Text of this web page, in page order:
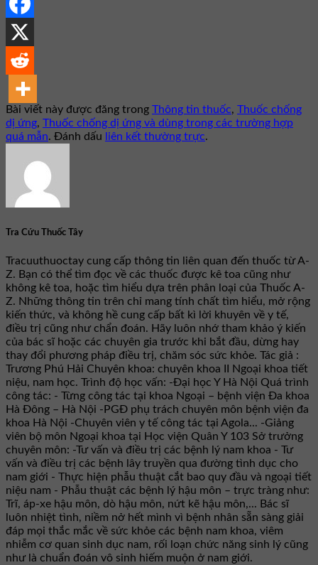
Bài viết này được đăng trong Thông tin thuốc, Thuốc chống
dị ứng, Thuốc chống dị ứng và dùng trong các trường hợp
quá mẫn. Đánh dấu liên kết thường trực.
Tra Cứu Thuốc Tây
Tracuuthuoctay cung cấp thông tin liên quan đến thuốc từ A-
Z. Bạn có thể tìm đọc về các thuốc được kê toa cũng như
không kê toa, hoặc tìm hiểu dựa trên phân loại của Thuốc A-
Z. Những thông tin trên chỉ mang tính chất tìm hiểu, mở rộng
kiến thức, và không hề cung cấp bất kì lời khuyên về y tế,
điều trị cũng như chẩn đoán. Hãy luôn nhớ tham khảo ý kiến
của bác sĩ hoặc các chuyên gia trước khi bắt đầu, dừng hay
thay đổi phương pháp điều trị, chăm sóc sức khỏe. Tác giả :
Trương Phú Hải Chuyên khoa: chuyên khoa II Ngoại khoa tiết
niệu, nam học. Trình độ học vấn: -Đại học Y Hà Nội Quá trình
công tác: - Từng công tác tại khoa Ngoại – bệnh viện Đa khoa
Hà Đông – Hà Nội -PGĐ phụ trách chuyên môn bệnh viện đa
khoa Hà Nội -Chuyên viên y tế công tác tại Agola... -Giảng
viên bộ môn Ngoại khoa tại Học viện Quân Y 103 Sở trưởng
chuyên môn: -Tư vấn và điều trị các bệnh lý nam khoa - Tư
vấn và điều trị các bệnh lây truyền qua đường tình dục cho
nam giới - Thực hiện phẫu thuật cắt bao quy đầu và ngoại tiết
niệu nam - Phẫu thuật các bệnh lý hậu môn – trực tràng như:
Trĩ, áp-xe hậu môn, dò hậu môn, nứt kẽ hậu môn,... Bác sĩ
luôn nhiệt tình, niềm nở hết mình vì bệnh nhân sẵn sàng giải
đáp mọi thắc mắc về sức khỏe các bệnh nam khoa, viêm
nhiễm cơ quan sinh dục nam, rối loạn chức năng sinh lý cũng
như là chuẩn đoán vô sinh hiếm muộn ở nam giới.